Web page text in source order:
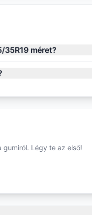
35R19 méret?
gumiról. Légy te az első!